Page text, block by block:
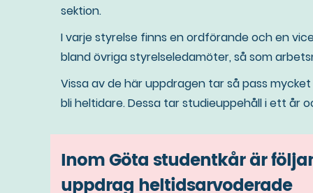
sektion.
I varje styrelse finns en ordförande och en
bland övriga styrelseledamöter, så som
Vissa av de här uppdragen tar så pass
bli heltidare. Dessa tar studieuppehåll i ett
Inom Göta studentkår är
uppdrag heltidsarvoderade